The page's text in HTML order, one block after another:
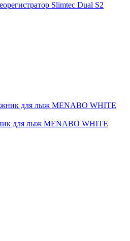
Slimtec Dual S2
для лыж MENABO WHITE